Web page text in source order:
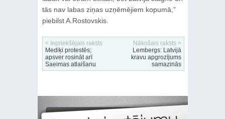
tās nav labas ziņas uzņēmējiem kopumā,”
piebilst A.Rostovskis.
< Iepriekšējais raksts
Mediķi protestēs;
apsver rosināt arī
Saeimas atlaišanu
Nākošais raksts >
Lembergs: Latvijā
kravu apgrozījums
samazinās